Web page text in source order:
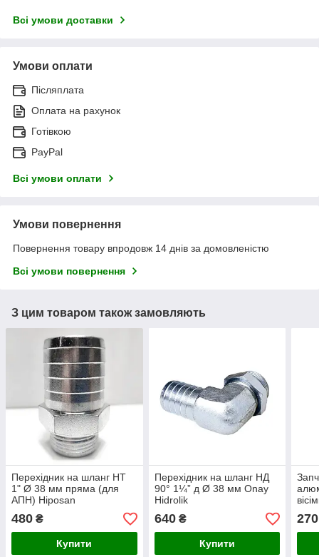
Всі умови доставки
Умови оплати
Післяплата
Оплата на рахунок
Готівкою
PayPal
Всі умови оплати
Умови повернення
Повернення товару впродовж 14 днів за домовленістю
Всі умови повернення
З цим товаром також замовляють
Перехідник на шланг НТ
1" Ø 38 мм пряма (для
АПН) Hiposan
480 ₴
Купити
Перехідник на шланг НД
90° 1¼” д Ø 38 мм Onay
Hidrolik
640₴
Купити
270